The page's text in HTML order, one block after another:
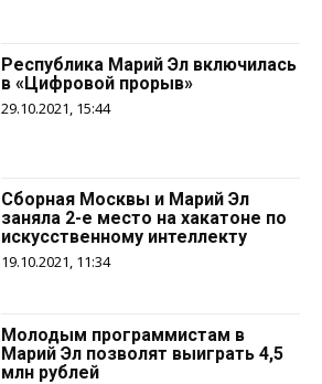
Республика Марий Эл включилась
в «Цифровой прорыв»
29.10.2021, 15:44
Сборная Москвы и Марий Эл
заняла 2-е место на хакатоне по
искусственному интеллекту
19.10.2021, 11:34
Молодым программистам в
Марий Эл позволят выиграть 4,5
млн рублей